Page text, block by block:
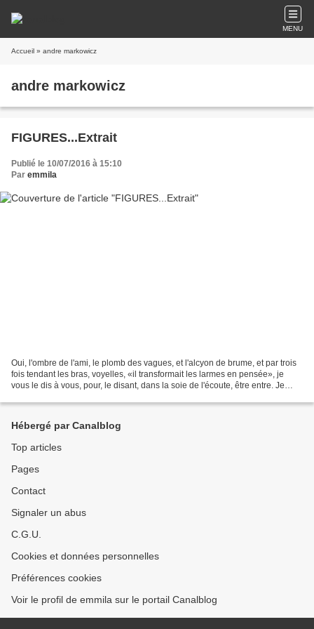
MENU
Accueil » andre markowicz
andre markowicz
FIGURES...Extrait
Publié le 10/07/2016 à 15:10
Par emmila
Oui, l'ombre de l'ami, le plomb des vagues, et l'alcyon de brume, et par trois
fois tendant les bras, voyelles, «il transformait les larmes en pensée», je
vous le dis à vous, pour, le disant, dans la soie de l'écoute, être entre. Je
Hébergé par Canalblog
Top articles
Pages
Contact
Signaler un abus
C.G.U.
Cookies et données personnelles
Préférences cookies
Voir le profil de emmila sur le portail Canalblog